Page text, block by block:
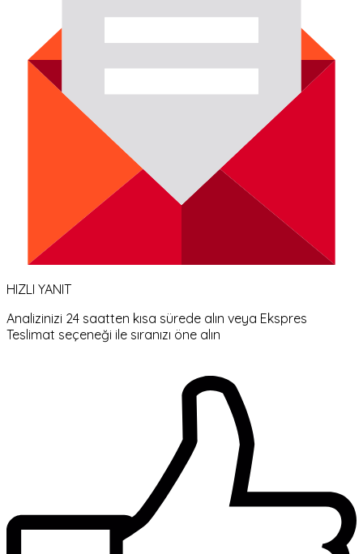
HIZLI YANIT
Analizinizi 24 saatten kısa sürede alın veya Ekspres
Teslimat seçeneği ile sıranızı öne alın